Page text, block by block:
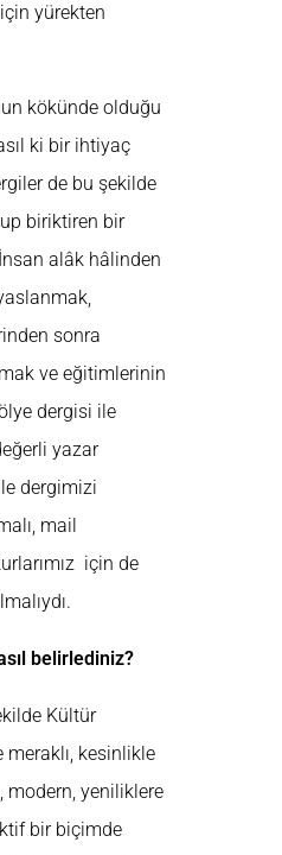
yürekten
kökünde olduğu
ki bir ihtiyaç
de bu şekilde
biriktiren bir
alâk hâlinden
sonra
ve eğitimlerinin
dergisi ile
yazar
dergimizi
mail
için de
belirlediniz?
Kültür
kesinlikle
modern, yeniliklere
bir biçimde